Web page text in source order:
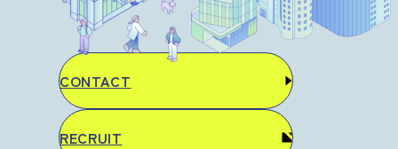
CONTACT
RECRUIT